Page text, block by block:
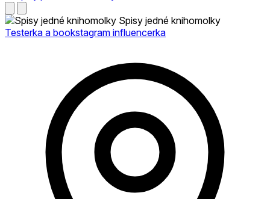
Spisy jedné knihomolky
Testerka a bookstagram influencerka